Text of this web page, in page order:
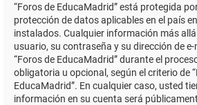
“Foros de EducaMadrid” está protegida
protección de datos aplicables en el país
instalados. Cualquier información más
usuario, su contraseña y su dirección de
“Foros de EducaMadrid” durante el
obligatoria u opcional, según el criterio de
EducaMadrid”. En cualquier caso, usted
información en su cuenta será